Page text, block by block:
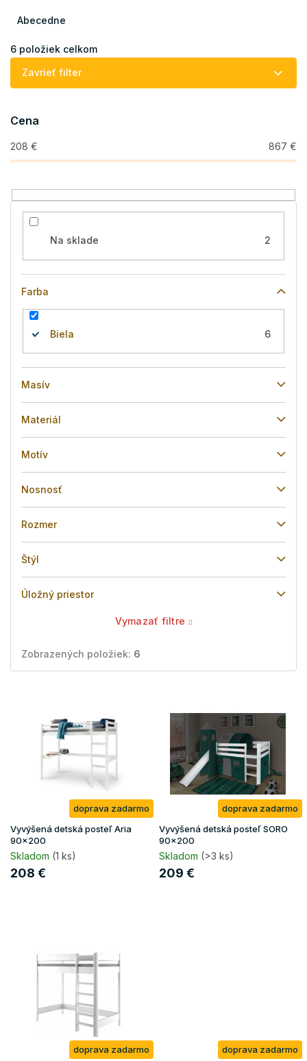
e
i
d
u
k
o
v
Abecedne
6 položiek celkom
Zavrieť filter
Cena
208 € 867 €
Na sklade 2
Farba
Biela 6
Masív
Materiál
Motív
Nosnosť
Rozmer
Štýl
Úložný priestor
Vymazať filtre
Zobrazených položiek: 6
u
k
t
o
doprava zadarmo
Vyvýšená detská posteľ Aria
90x200
Skladom (1 ks)
208 €
doprava zadarmo
Vyvýšená detská posteľ SORO
90x200
Skladom (>3 ks)
209 €
doprava zadarmo doprava zadarmo